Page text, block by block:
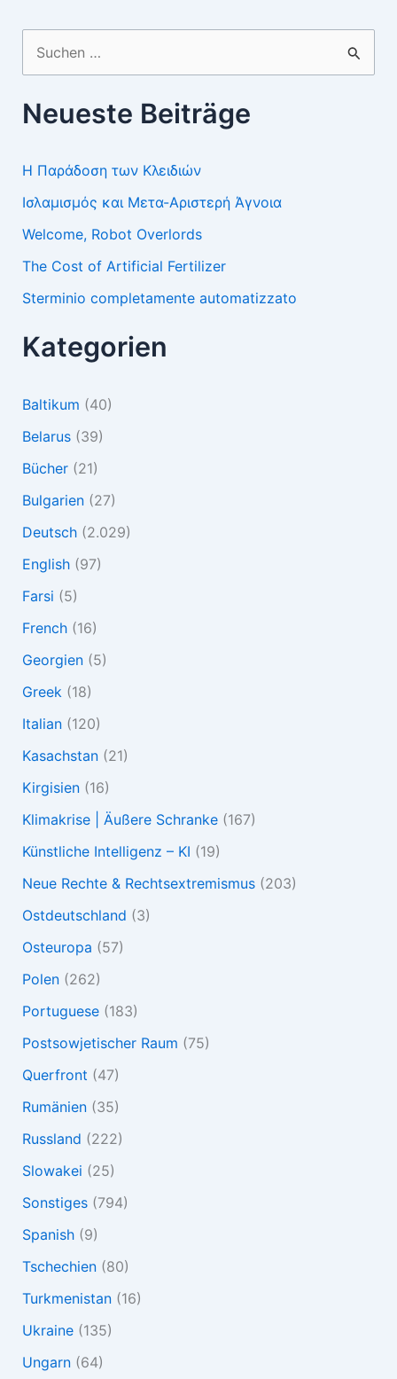
nach:
Neueste Beiträge
Η Παράδοση των Κλειδιών
Ισλαμισμός και Μετα-Αριστερή Άγνοια
Welcome, Robot Overlords
The Cost of Artificial Fertilizer
Sterminio completamente automatizzato
Kategorien
Baltikum (40)
Belarus(39)
Bücher(21)
Bulgarien(27)
Deutsch(2.029)
English(97)
Farsi (5)
French(16)
Georgien(5)
Greek (18)
Italian(120)
Kasachstan(21)
Kirgisien(16)
Klimakrise | Äußere Schranke(167)
Künstliche Intelligenz – KI (19)
Neue Rechte & Rechtsextremismus(203)
Ostdeutschland (3)
Osteuropa (57)
Polen(262)
Portuguese(183)
Postsowjetischer Raum (75)
Querfront (47)
Rumänien(35)
Russland (222)
Slowakei (25)
Sonstiges(794)
Spanish(9)
Tschechien(80)
Turkmenistan(16)
Ukraine(135)
Ungarn(64)